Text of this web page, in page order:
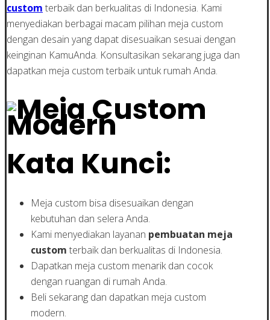
custom terbaik dan berkualitas di Indonesia. Kami
menyediakan berbagai macam pilihan meja custom
dengan desain yang dapat disesuaikan sesuai dengan
keinginan KamuAnda. Konsultasikan sekarang juga dan
dapatkan meja custom terbaik untuk rumah Anda.
Kata Kunci:
Meja custom bisa disesuaikan dengan
kebutuhan dan selera Anda.
Kami menyediakan layanan pembuatan meja
custom terbaik dan berkualitas di Indonesia.
Dapatkan meja custom menarik dan cocok
dengan ruangan di rumah Anda.
Beli sekarang dan dapatkan meja custom
modern.